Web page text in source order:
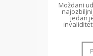
Moždani
jedan